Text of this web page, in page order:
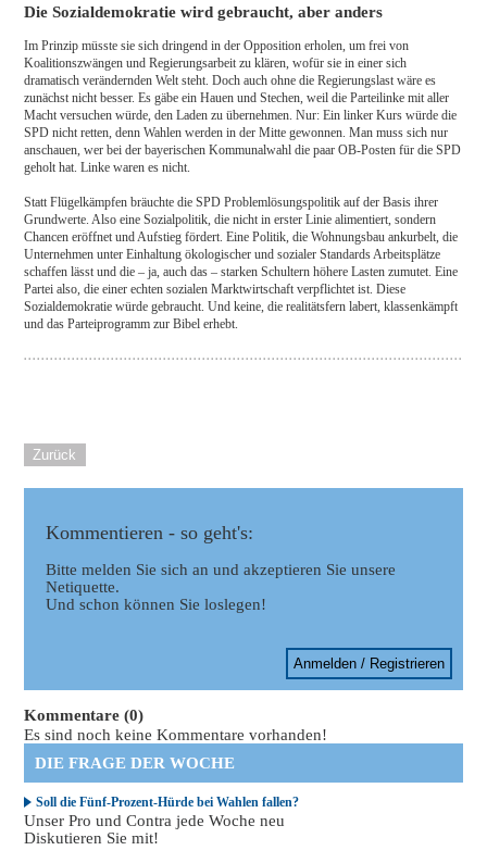
Die Sozialdemokratie wird gebraucht, aber anders
Im Prinzip müsste sie sich dringend in der Opposition erholen, um frei von
Koalitionszwängen und Regierungsarbeit zu klären, wofür sie in einer sich
dramatisch verändernden Welt steht. Doch auch ohne die Regierungslast wäre es
zunächst nicht besser. Es gäbe ein Hauen und Stechen, weil die Parteilinke mit aller
Macht versuchen würde, den Laden zu übernehmen. Nur: Ein linker Kurs würde die
SPD nicht retten, denn Wahlen werden in der Mitte gewonnen. Man muss sich nur
anschauen, wer bei der bayerischen Kommunalwahl die paar OB-Posten für die SPD
geholt hat. Linke waren es nicht.
Statt Flügelkämpfen bräuchte die SPD Problemlösungspolitik auf der Basis ihrer
Grundwerte. Also eine Sozialpolitik, die nicht in erster Linie alimentiert, sondern
Chancen eröffnet und Aufstieg fördert. Eine Politik, die Wohnungsbau ankurbelt, die
Unternehmen unter Einhaltung ökologischer und sozialer Standards Arbeitsplätze
schaffen lässt und die – ja, auch das – starken Schultern höhere Lasten zumutet. Eine
Partei also, die einer echten sozialen Marktwirtschaft verpflichtet ist. Diese
Sozialdemokratie würde gebraucht. Und keine, die realitätsfern labert, klassenkämpft
und das Parteiprogramm zur Bibel erhebt.
Zurück
Kommentieren - so geht's:
Bitte melden Sie sich an und akzeptieren Sie unsere
Netiquette.
Und schon können Sie loslegen!
Anmelden / Registrieren
Kommentare (0)
Es sind noch keine Kommentare vorhanden!
DIE FRAGE DER WOCHE
Soll die Fünf-Prozent-Hürde bei Wahlen fallen?
Unser Pro und Contra jede Woche neu
Diskutieren Sie mit!